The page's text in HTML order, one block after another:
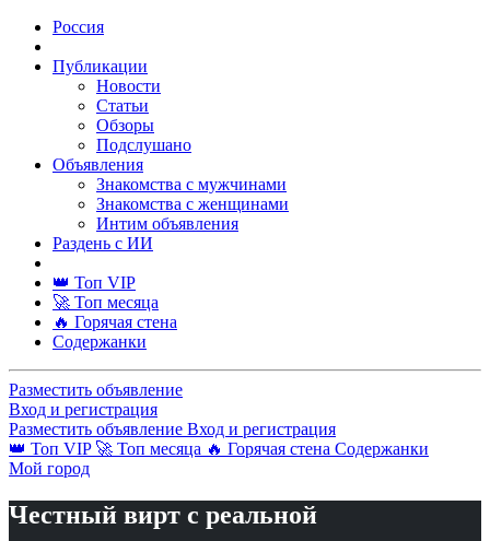
Россия
Публикации
Новости
Статьи
Обзоры
Подслушано
Объявления
Знакомства с мужчинами
Знакомства с женщинами
Интим объявления
Раздень с ИИ
👑 Топ VIP
🚀 Топ месяца
🔥 Горячая стена
Содержанки
Разместить объявление
Вход и регистрация
Разместить объявление Вход и регистрация
👑 Топ VIP 🚀 Топ месяца 🔥 Горячая стена Содержанки
Мой город
Честный вирт с реальной